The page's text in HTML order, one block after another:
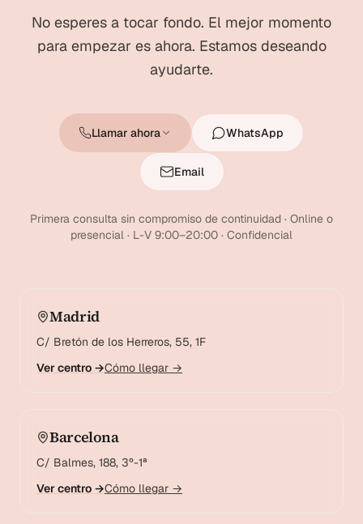
No esperes a tocar fondo. El mejor momento
para empezar es ahora. Estamos deseando
ayudarte.
Llamar ahora WhatsApp
Email
Primera consulta sin compromiso de continuidad · Online o
presencial · L-V 9:00–20:00 · Confidencial
Madrid
C/ Bretón de los Herreros, 55, 1F
Ver centro →Cómo llegar →
Barcelona
C/ Balmes, 188, 3º-1ª
Ver centro →Cómo llegar →